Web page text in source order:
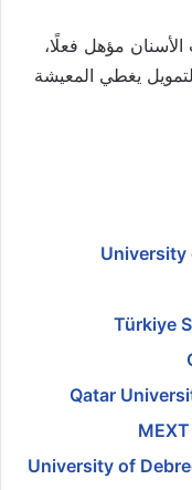
مؤهل فعلًا،
يغطي المعيشة
University
Türkiye
Qatar
University of